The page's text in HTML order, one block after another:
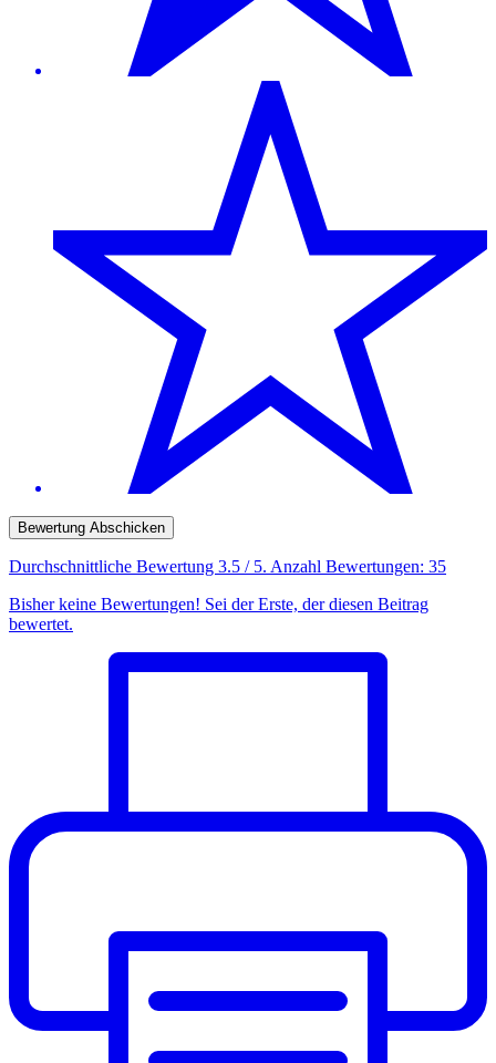
Bewertung Abschicken
Durchschnittliche Bewertung 3.5 / 5. Anzahl Bewertungen: 35
Bisher keine Bewertungen! Sei der Erste, der diesen Beitrag
bewertet.